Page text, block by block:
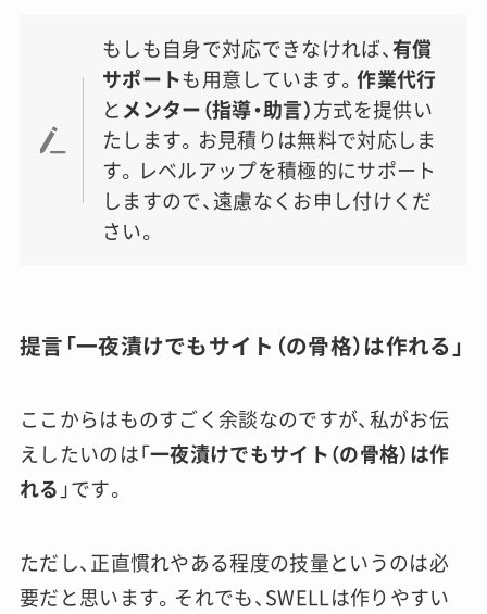
もしも自身で対応できなければ、有償
サポートも用意しています。作業代行
とメンター（指導・助言）方式を提供い
たします。お見積りは無料で対応しま
す。レベルアップを積極的にサポート
しますので、遠慮なくお申し付けくだ
さい。
提言「一夜漬けでもサイト（の骨格）は作れる」
ここからはものすごく余談なのですが、私がお伝
えしたいのは「一夜漬けでもサイト（の骨格）は作
れる」です。
ただし、正直慣れやある程度の技量というのは必
要だと思います。それでも、SWELLは作りやすい